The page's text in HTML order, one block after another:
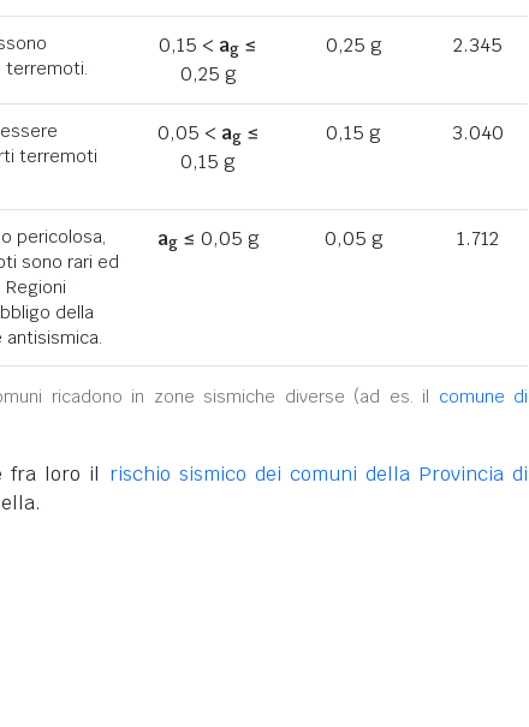
terremoti.
0,15 < ag ≤
0,25 g
0,25 g 2.345
terremoti
0,05 < ag≤
0,15 g
0,15 g 3.040
pericolosa,
sono rari ed
della
ag≤ 0,05 g 0,05 g 1.712
ricadono in zone sismiche diverse (ad es. il comune di
fra loro il rischio sismico dei comuni della Provincia di